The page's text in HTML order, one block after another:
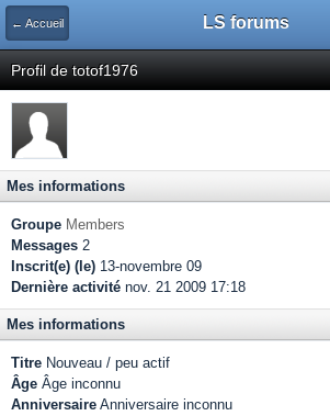
← Accueil LS forums
Profil de totof1976
Mes informations
Groupe Members
Messages 2
Inscrit(e) (le) 13-novembre 09
Dernière activité nov. 21 2009 17:18
Mes informations
Titre Nouveau / peu actif
Âge Âge inconnu
Anniversaire Anniversaire inconnu